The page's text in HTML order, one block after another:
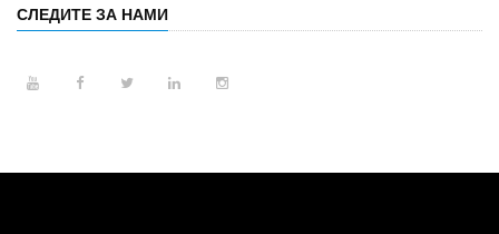
СЛЕДИТЕ ЗА НАМИ